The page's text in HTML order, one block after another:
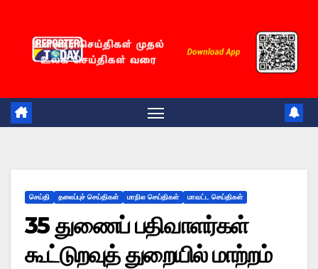
content
செய்தி தலைப்புச் செய்திகள் மாநில செய்திகள் மாவட்ட செய்திகள்
35 துணைப் பதிவாளர்கள்
கூட்டுறவுத் துறையில் மாற்றம்